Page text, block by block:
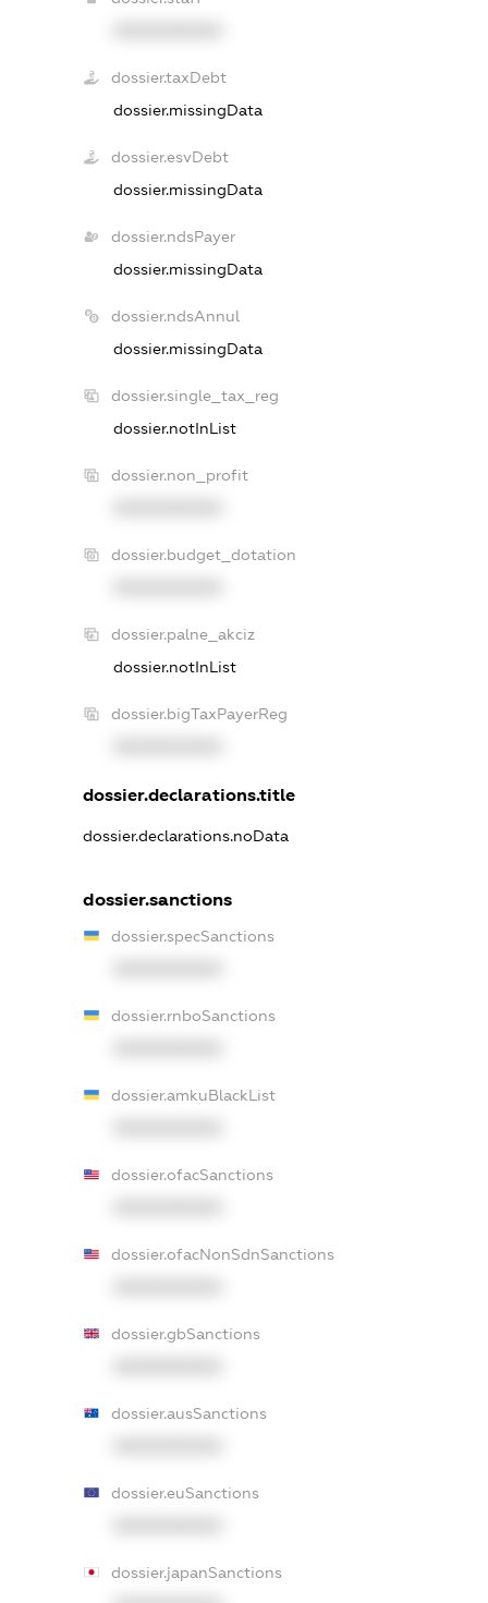
dossier.taxDebt
dossier.missingData
dossier.esvDebt
dossier.missingData
dossier.ndsPayer
dossier.missingData
dossier.ndsAnnul
dossier.missingData
dossier.single_tax_reg
dossier.notInList
dossier.non_profit
dossier.budget_dotation
dossier.palne_akciz
dossier.notInList
dossier.bigTaxPayerReg
dossier.declarations.title
dossier.declarations.noData
dossier.sanctions
dossier.specSanctions
dossier.rnboSanctions
dossier.amkuBlackList
dossier.ofacSanctions
dossier.ofacNonSdnSanctions
dossier.gbSanctions
dossier.ausSanctions
dossier.euSanctions
dossier.japanSanctions